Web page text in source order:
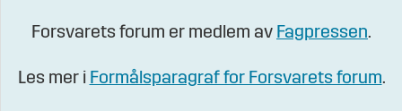
Forsvarets forum er medlem av Fagpressen.
Les mer i Formålsparagraf for Forsvarets forum.